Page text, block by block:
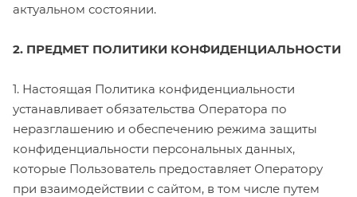
актуальном состоянии.
2. ПРЕДМЕТ ПОЛИТИКИ КОНФИДЕНЦИАЛЬНОСТИ
1. Настоящая Политика конфиденциальности
устанавливает обязательства Оператора по
неразглашению и обеспечению режима защиты
конфиденциальности персональных данных,
которые Пользователь предоставляет Оператору
при взаимодействии с сайтом, в том числе путем